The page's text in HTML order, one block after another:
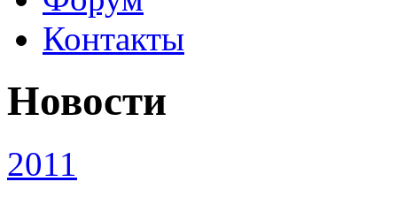
Контакты
Новости
2011